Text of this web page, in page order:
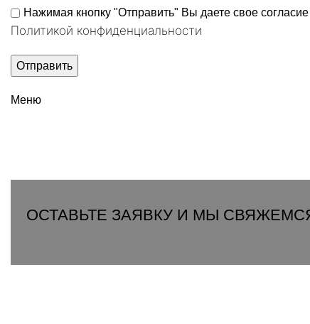
Нажимая кнопку "Отправить" Вы даете свое
Политикой конфиденциальности
Меню
ОСТАВЬТЕ ЗАЯВКУ И МЫ